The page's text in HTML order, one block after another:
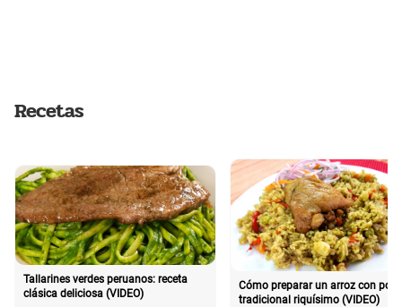
Recetas
Tallarines verdes peruanos: receta
clásica deliciosa (VIDEO)
Cómo preparar un arroz con pollo
tradicional riquísimo (VIDEO)